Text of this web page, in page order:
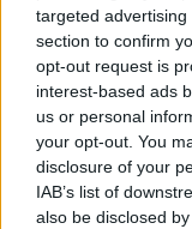
targeted
section to confirm
opt-out request is
interest-based ads
us or personal
your opt-out. You
disclosure of your
IAB’s list of
also be disclosed